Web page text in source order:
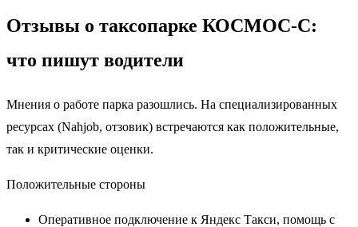
Отзывы о таксопарке КОСМОС-С:
что пишут водители
Мнения о работе парка разошлись. На специализированных
ресурсах (Nahjob, отзовик) встречаются как положительные,
так и критические оценки.
Положительные стороны
Оперативное подключение к Яндекс Такси, помощь с